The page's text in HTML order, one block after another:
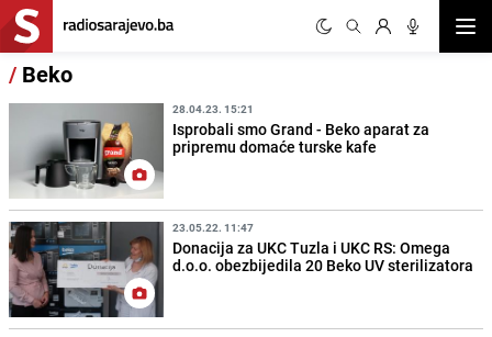
/ Beko
28.04.23. 15:21
Isprobali smo Grand - Beko aparat za
pripremu domaće turske kafe
23.05.22. 11:47
Donacija za UKC Tuzla i UKC RS: Omega
d.o.o. obezbijedila 20 Beko UV sterilizatora